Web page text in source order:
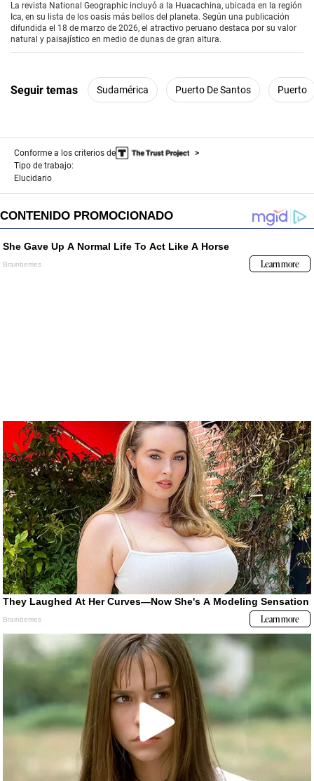
La revista National Geographic incluyó a la Huacachina, ubicada en la región
Ica, en su lista de los oasis más bellos del planeta. Según una publicación
difundida el 18 de marzo de 2026, el atractivo peruano destaca por su valor
natural y paisajístico en medio de dunas de gran altura.
Seguir temas Sudamérica Puerto De Santos Puerto
Conforme a los criterios de
Tipo de trabajo:
Elucidario